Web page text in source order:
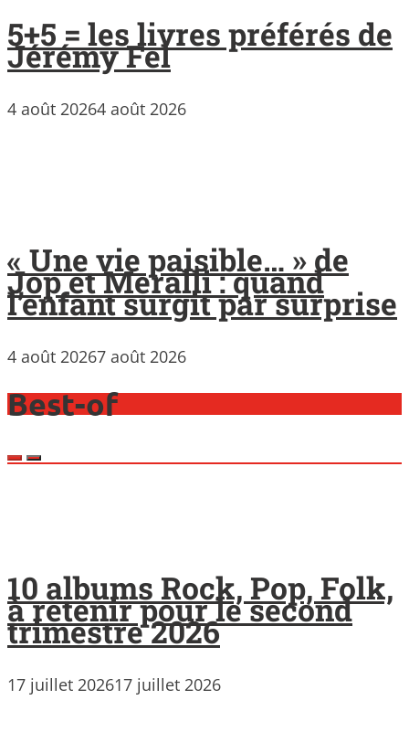
5+5 = les livres préférés de
Jérémy Fel
4 août 20264 août 2026
« Une vie paisible… » de
Jop et Meralli : quand
l’enfant surgit par surprise
4 août 20267 août 2026
Best-of
10 albums Rock, Pop, Folk,
à retenir pour le second
trimestre 2026
17 juillet 202617 juillet 2026